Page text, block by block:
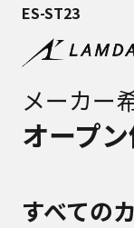
ES-ST23
メーカー
オープ
すべての